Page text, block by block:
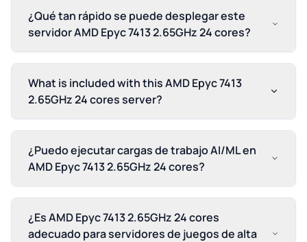
¿Qué tan rápido se puede desplegar este
servidor AMD Epyc 7413 2.65GHz 24 cores?
What is included with this AMD Epyc 7413
2.65GHz 24 cores server?
¿Puedo ejecutar cargas de trabajo AI/ML en
AMD Epyc 7413 2.65GHz 24 cores?
¿Es AMD Epyc 7413 2.65GHz 24 cores
adecuado para servidores de juegos de alta